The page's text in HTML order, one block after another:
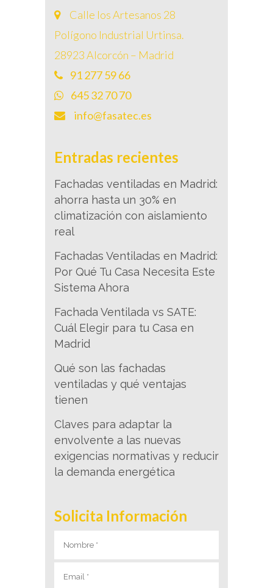
Calle los Artesanos 28
Polígono Industrial Urtinsa.
28923 Alcorcón – Madrid
91 277 59 66
645 32 70 70
info@fasatec.es
Entradas recientes
Fachadas ventiladas en Madrid:
ahorra hasta un 30% en
climatización con aislamiento
real
Fachadas Ventiladas en Madrid:
Por Qué Tu Casa Necesita Este
Sistema Ahora
Fachada Ventilada vs SATE:
Cuál Elegir para tu Casa en
Madrid
Qué son las fachadas
ventiladas y qué ventajas
tienen
Claves para adaptar la
envolvente a las nuevas
exigencias normativas y reducir
la demanda energética
Solicita Información